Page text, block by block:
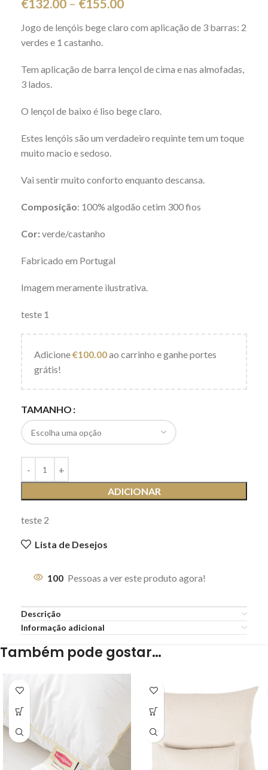
€132.00 – €155.00
Jogo de lençóis bege claro com aplicação de 3 barras: 2
verdes e 1 castanho.
Tem aplicação de barra lençol de cima e nas almofadas,
3 lados.
O lençol de baixo é liso bege claro.
Estes lençóis são um verdadeiro requinte tem um toque
muito macio e sedoso.
Vai sentir muito conforto enquanto descansa.
Composição: 100% algodão cetim 300 fios
Cor:verde/castanho
Fabricado em Portugal
Imagem meramente ilustrativa.
teste 1
Adicione€100.00ao carrinho e ganhe portes
grátis!
TAMANHO
ADICIONAR
teste 2
Lista de Desejos
100 Pessoas a ver este produto agora!
Descrição
Informação adicional
Também pode gostar…